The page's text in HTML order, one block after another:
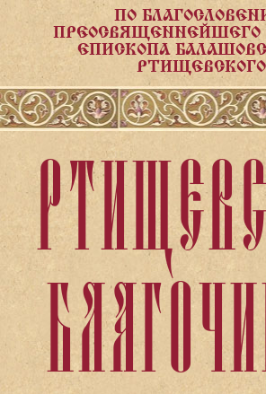
ПО
ПРЕОСВЯЩЕННЕЙШЕГО
ЕПИСКОПА
РТИЩЕВСКОГО